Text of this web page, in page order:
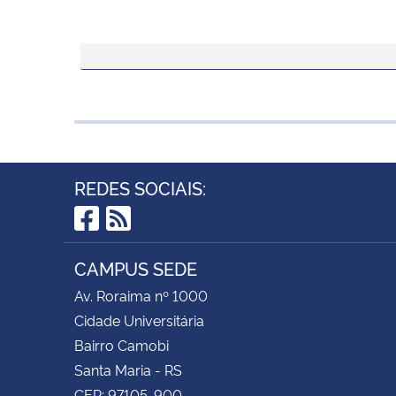
REDES SOCIAIS:
Facebook
RSS
CAMPUS SEDE
Av. Roraima nº 1000
Cidade Universitária
Bairro Camobi
Santa Maria - RS